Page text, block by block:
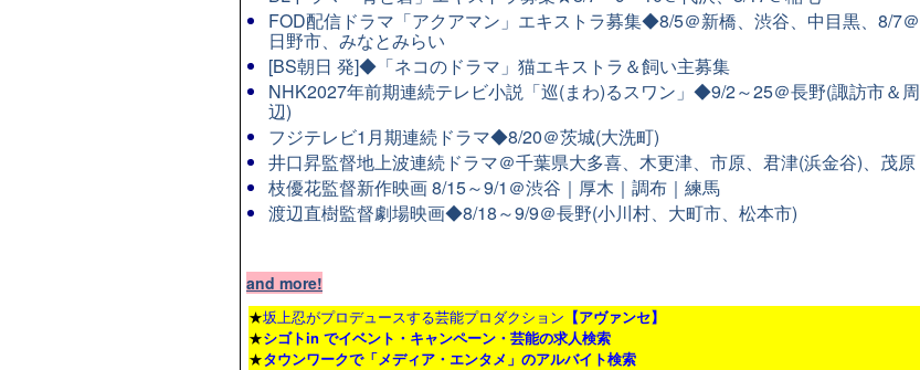
FOD配信ドラマ「アクアマン」エキストラ募集◆8/5＠新橋、渋谷、中目黒、8/7＠
日野市、みなとみらい
[BS朝日 発]◆「ネコのドラマ」猫エキストラ＆飼い主募集
NHK2027年前期連続テレビ小説「巡(まわ)るスワン」◆9/2～25＠長野(諏訪市＆周
辺)
フジテレビ1月期連続ドラマ◆8/20＠茨城(大洗町)
井口昇監督地上波連続ドラマ＠千葉県大多喜、木更津、市原、君津(浜金谷)、茂原
枝優花監督新作映画 8/15～9/1＠渋谷｜厚木｜調布｜練馬
渡辺直樹監督劇場映画◆8/18～9/9＠長野(小川村、大町市、松本市)
and more!
★坂上忍がプロデュースする芸能プロダクション 【アヴァンセ】
★シゴトin でイベント・キャンペーン・芸能の求人検索
★タウンワークで「メディア・エンタメ」のアルバイト検索